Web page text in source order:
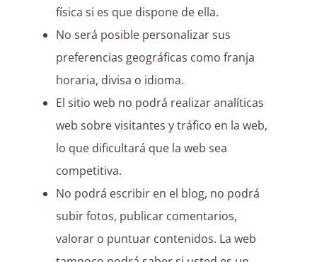
física si es que dispone de ella.
No será posible personalizar sus
preferencias geográficas como franja
horaria, divisa o idioma.
El sitio web no podrá realizar analíticas
web sobre visitantes y tráfico en la web,
lo que dificultará que la web sea
competitiva.
No podrá escribir en el blog, no podrá
subir fotos, publicar comentarios,
valorar o puntuar contenidos. La web